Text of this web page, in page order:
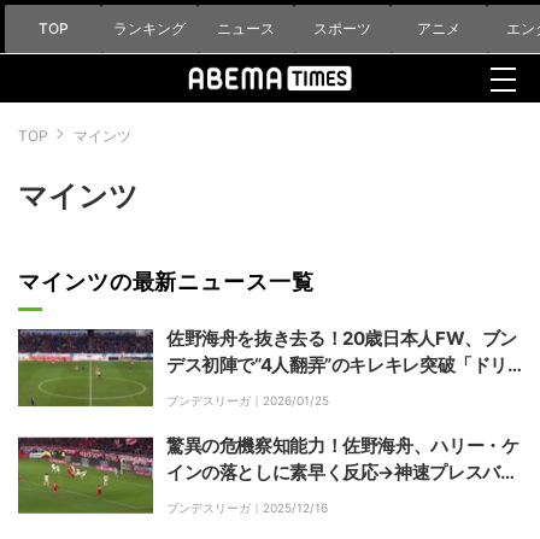
TOP ランキング ニュース スポーツ アニメ エン
TOP マインツ
マインツ
マインツの最新ニュース一覧
佐野海舟を抜き去る！20歳日本人FW、ブン
デス初陣で“4人翻弄”のキレキレ突破「ドリ
ブルも上手なのか」「可能性を感じる」塩貝
ブンデスリーガ｜ 2026/01/25
驚異の危機察知能力！佐野海舟、ハリー・ケ
インの落としに素早く反応→神速プレスバッ
ク＆全力ブロックで決定的ピンチを凌いだ瞬
ブンデスリーガ｜ 2025/12/16